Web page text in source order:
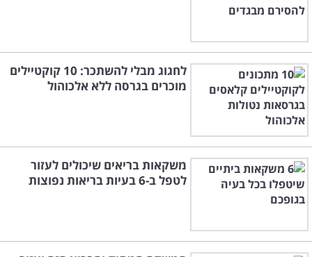
לחגוג מבלי להשתכר: 10 קוקטיילים
מוכרים בגרסה ללא אלכוהול
משקאות בריאים שיכולים לעזור
לטפל ב-6 בעיות בריאות נפוצות